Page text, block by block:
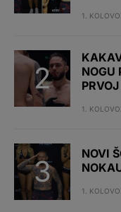
1.
NOGU
1.
NOVI
1.